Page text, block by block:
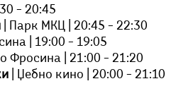
– 20:45
| Парк МКЦ | 20:45 – 22:30
| 19:00 – 19:05
Фросина | 21:00 – 21:20
| Џебно кино | 20:00 – 21:10